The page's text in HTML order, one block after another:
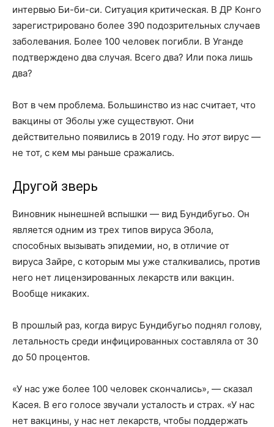
интервью Би-би-си. Ситуация критическая. В ДР Конго
зарегистрировано более 390 подозрительных случаев
заболевания. Более 100 человек погибли. В Уганде
подтверждено два случая. Всего два? Или пока лишь
два?
Вот в чем проблема. Большинство из нас считает, что
вакцины от Эболы уже существуют. Они
действительно появились в 2019 году. Но этот вирус —
не тот, с кем мы раньше сражались.
Другой зверь
Виновник нынешней вспышки — вид Бундибугьо. Он
является одним из трех типов вируса Эбола,
способных вызывать эпидемии, но, в отличие от
вируса Зайре, с которым мы уже сталкивались, против
него нет лицензированных лекарств или вакцин.
Вообще никаких.
В прошлый раз, когда вирус Бундибугьо поднял голову,
летальность среди инфицированных составляла от 30
до 50 процентов.
«У нас уже более 100 человек скончались», — сказал
Касея. В его голосе звучали усталость и страх. «У нас
нет вакцины, у нас нет лекарств, чтобы поддержать